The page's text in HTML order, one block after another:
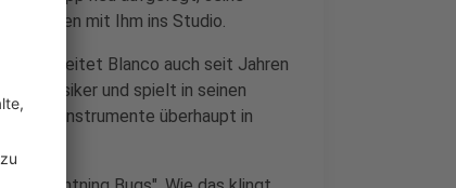
wollen mit Ihm ins Studio.
arbeitet Blanco auch seit Jahren
und spielt in seinen
Instrumente überhaupt in